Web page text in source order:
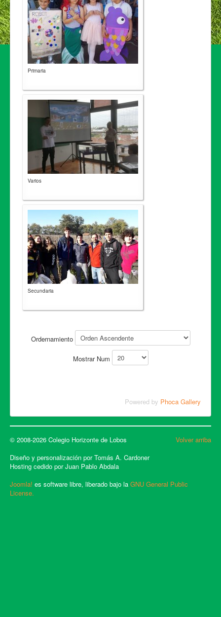
Primaria
Varios
Secundaria
Ordernamiento
Mostrar Num
Powered by Phoca Gallery
Volver arriba
© 2008-2026 Colegio Horizonte de Lobos
Diseño y personalización por Tomás A. Cardoner
Hosting cedido por Juan Pablo Abdala
Joomla! es software libre, liberado bajo la GNU General Public
License.